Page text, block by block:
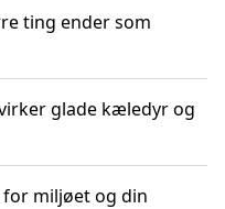
ting ender som
glade kæledyr og
miljøet og din